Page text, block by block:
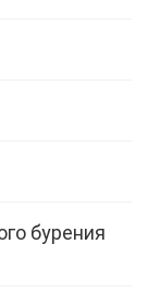
бурения